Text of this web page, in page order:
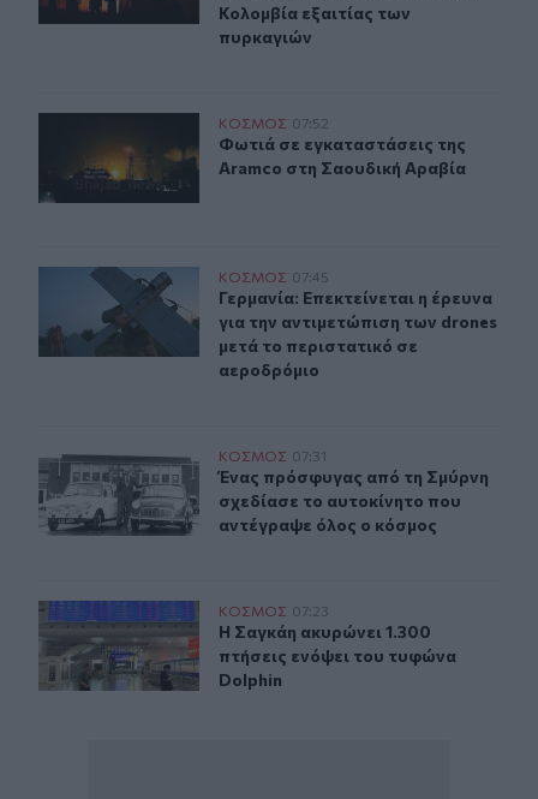
Κολομβία εξαιτίας των
πυρκαγιών
Φωτιά σε εγκαταστάσεις της Aramco στη Σαουδική
ΚΟΣΜΟΣ 07:52
Φωτιά σε εγκαταστάσεις της
Φωτιά σε εγκαταστάσεις της
Aramco στη Σαουδική Αραβία
Γερμανία: Επεκτείνεται η έρευνα για την
ΚΟΣΜΟΣ 07:45
Γερμανία: Επεκτείνεται η έρευνα
Γερμανία: Επεκτείνεται η έρευνα
για την αντιμετώπιση των drones
μετά το περιστατικό σε
αεροδρόμιο
Ένας πρόσφυγας από τη Σμύρνη σχεδίασε το
ΚΟΣΜΟΣ 07:31
Ένας πρόσφυγας από τη Σμύρνη
Ένας πρόσφυγας από τη Σμύρνη
σχεδίασε το αυτοκίνητο που
αντέγραψε όλος ο κόσμος
Η Σαγκάη ακυρώνει 1.300 πτήσεις ενόψει του τυφώνα
ΚΟΣΜΟΣ 07:23
Η Σαγκάη ακυρώνει 1.300 πτήσεις
Η Σαγκάη ακυρώνει 1.300
πτήσεις ενόψει του τυφώνα
Dolphin